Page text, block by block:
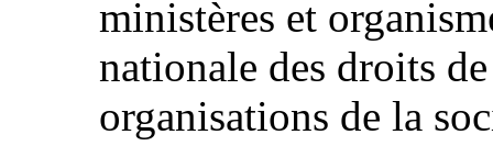
ministères et
nationale des droits
organisations de la